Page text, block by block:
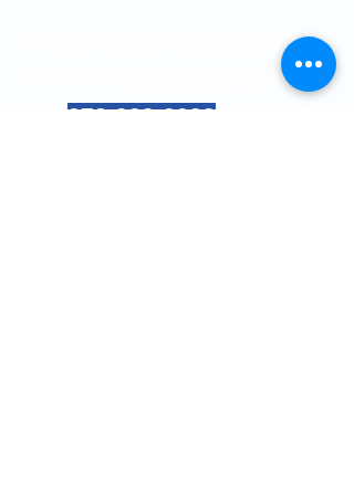
エムアイエンジニアリング有限会社
〒583-0014 大阪府藤井寺市野中4-8-8
072-933-0099